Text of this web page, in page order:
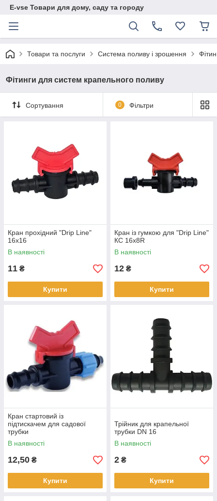
E-vse Товари для дому, саду та городу
Товари та послуги Система поливу і зрошення
Фітинги для систем крапельного поливу
Сортування 0 Фільтри
Кран прохідний "Drip Line"
16х16
В наявності
11 ₴
Купити
Кран із гумкою для "Drip Line"
КС 16х8R
В наявності
12 ₴
Купити
Кран стартовий із
підтискачем для садової
трубки
В наявності
12,50 ₴
Купити
Трійник для крапельної
трубки DN 16
В наявності
2 ₴
Купити